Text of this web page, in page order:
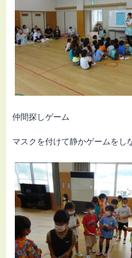
仲間探しゲーム
マスクを付けて静かゲームをし